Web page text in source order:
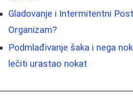
Gladovanje i Intermitentni
Organizam?
Podmlađivanje šaka i nega
lečiti urastao nokat